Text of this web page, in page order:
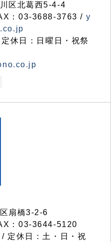
区北葛西5-4-4
：03-3688-3763 / y
休日：日曜日・祝祭
扇橋3-2-6
：03-3644-5120
定休日：土・日・祝